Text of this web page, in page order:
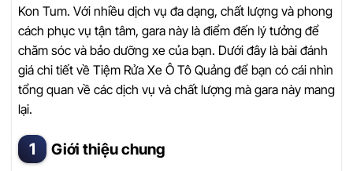
Kon Tum. Với nhiều dịch vụ đa dạng, chất lượng và phong
cách phục vụ tận tâm, gara này là điểm đến lý tưởng để
chăm sóc và bảo dưỡng xe của bạn. Dưới đây là bài đánh
giá chi tiết về Tiệm Rửa Xe Ô Tô Quảng để bạn có cái nhìn
tổng quan về các dịch vụ và chất lượng mà gara này mang
lại.
Giới thiệu chung